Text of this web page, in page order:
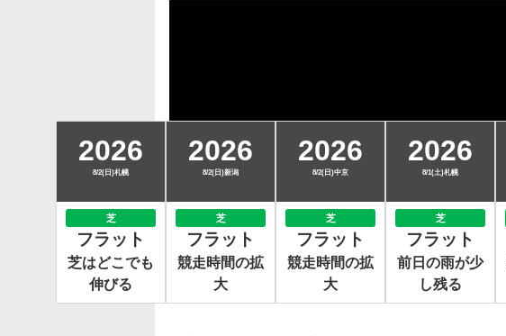
2026
8/2(日)札幌
芝
フラット
芝はどこでも
伸びる
2026
8/2(日)新潟
芝
フラット
競走時間の拡
大
2026
8/2(日)中京
芝
フラット
競走時間の拡
大
2026
8/1(土)札幌
芝
フラット
前日の雨が少
し残る